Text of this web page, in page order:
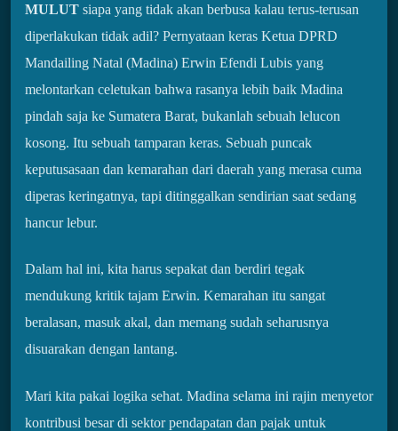
MULUT siapa yang tidak akan berbusa kalau terus-terusan
diperlakukan tidak adil? Pernyataan keras Ketua DPRD
Mandailing Natal (Madina) Erwin Efendi Lubis yang
melontarkan celetukan bahwa rasanya lebih baik Madina
pindah saja ke Sumatera Barat, bukanlah sebuah lelucon
kosong. Itu sebuah tamparan keras. Sebuah puncak
keputusasaan dan kemarahan dari daerah yang merasa cuma
diperas keringatnya, tapi ditinggalkan sendirian saat sedang
hancur lebur.
Dalam hal ini, kita harus sepakat dan berdiri tegak
mendukung kritik tajam Erwin. Kemarahan itu sangat
beralasan, masuk akal, dan memang sudah seharusnya
disuarakan dengan lantang.
Mari kita pakai logika sehat. Madina selama ini rajin menyetor
kontribusi besar di sektor pendapatan dan pajak untuk